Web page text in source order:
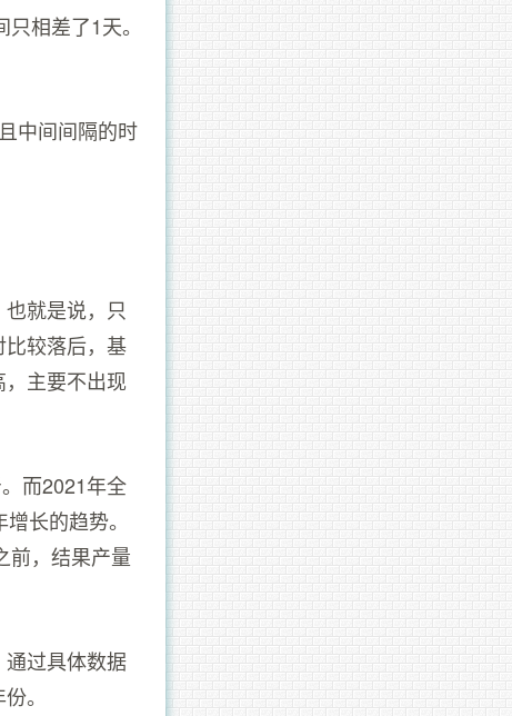
相差了1天。
中间间隔的时
就是说，只
较落后，基
主要不出现
而2021年全
长的趋势。
前，结果产量
过具体数据
。